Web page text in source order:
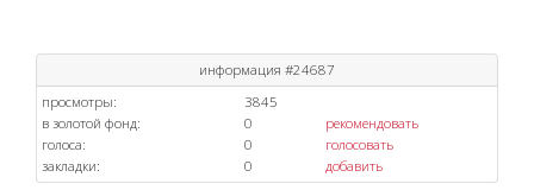
информация #24687
просмотры:
3845
в золотой фонд:
0
рекомендовать
голоса:
0
голосовать
закладки:
0 добавить